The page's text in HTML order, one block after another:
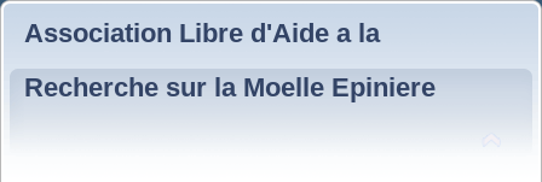
Association Libre d'Aide a la
Recherche sur la Moelle Epiniere